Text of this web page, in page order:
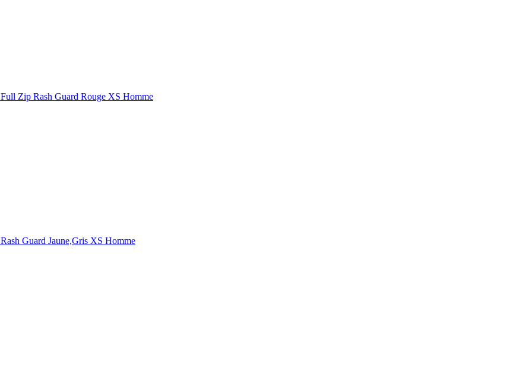
Zip Rash Guard Rouge XS Homme
Guard Jaune,Gris XS Homme